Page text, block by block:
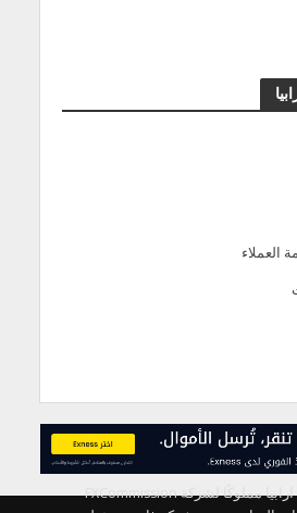
العملاء
يعد موقع إف إكس ارابيا مملوكًا لشركة FXCommission